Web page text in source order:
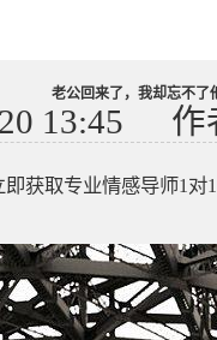
老公回来了，我却忘不了
13:45 作
即获取专业情感导师1对